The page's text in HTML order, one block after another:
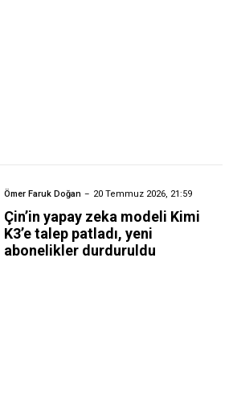
Ömer Faruk Doğan 20 Temmuz 2026, 21:59
Çin’in yapay zeka modeli Kimi
K3’e talep patladı, yeni
abonelikler durduruldu